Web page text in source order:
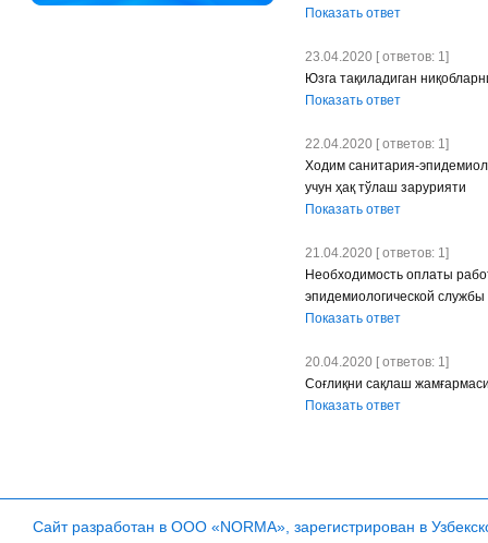
Показать ответ
23.04.2020 [ ответов: 1]
Юзга тақиладиган
Показать ответ
22.04.2020 [ ответов: 1]
Ходим санитария-
учун ҳақ тўлаш зарурияти
Показать ответ
21.04.2020 [ ответов: 1]
Необходимость оплаты
эпидемиологической службы
Показать ответ
20.04.2020 [ ответов: 1]
Соғлиқни сақлаш
Показать ответ
Сайт разработан в ООО «NORMA», зарегистрирован в